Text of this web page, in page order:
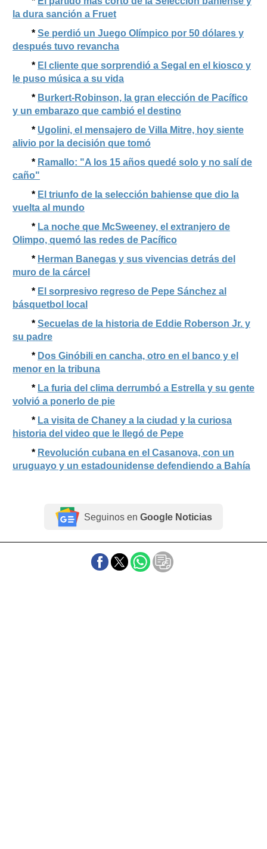
la dura sanción a Fruet
* Se perdió un Juego Olímpico por 50 dólares y
después tuvo revancha
* El cliente que sorprendió a Segal en el kiosco y
le puso música a su vida
* Burkert-Robinson, la gran elección de Pacífico
y un embarazo que cambió el destino
* Ugolini, el mensajero de Villa Mitre, hoy siente
alivio por la decisión que tomó
* Ramallo: "A los 15 años quedé solo y no salí de
caño"
* El triunfo de la selección bahiense que dio la
vuelta al mundo
* La noche que McSweeney, el extranjero de
Olimpo, quemó las redes de Pacífico
* Herman Banegas y sus vivencias detrás del
muro de la cárcel
* El sorpresivo regreso de Pepe Sánchez al
básquetbol local
* Secuelas de la historia de Eddie Roberson Jr. y
su padre
* Dos Ginóbili en cancha, otro en el banco y el
menor en la tribuna
* La furia del clima derrumbó a Estrella y su gente
volvió a ponerlo de pie
* La visita de Chaney a la ciudad y la curiosa
historia del video que le llegó de Pepe
* Revolución cubana en el Casanova, con un
uruguayo y un estadounidense defendiendo a Bahía
Seguinos en Google Noticias